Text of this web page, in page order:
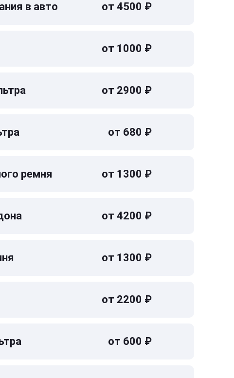
в авто от 4500 ₽
от 1000 ₽
от 2900 ₽
от 680 ₽
ремня от 1300 ₽
от 4200 ₽
от 1300 ₽
от 2200 ₽
от 600 ₽